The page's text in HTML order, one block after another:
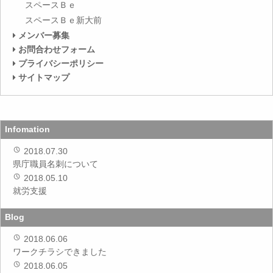
スペースＢｅ
スペースＢｅ新大前
メンバー募集
お問合わせフォーム
プライバシーポリシー
サイトマップ
Infomation
2018.07.30
県庁職員名刺について
2018.05.10
就労支援
Blog
2018.06.06
ワークチラシできました
2018.06.05